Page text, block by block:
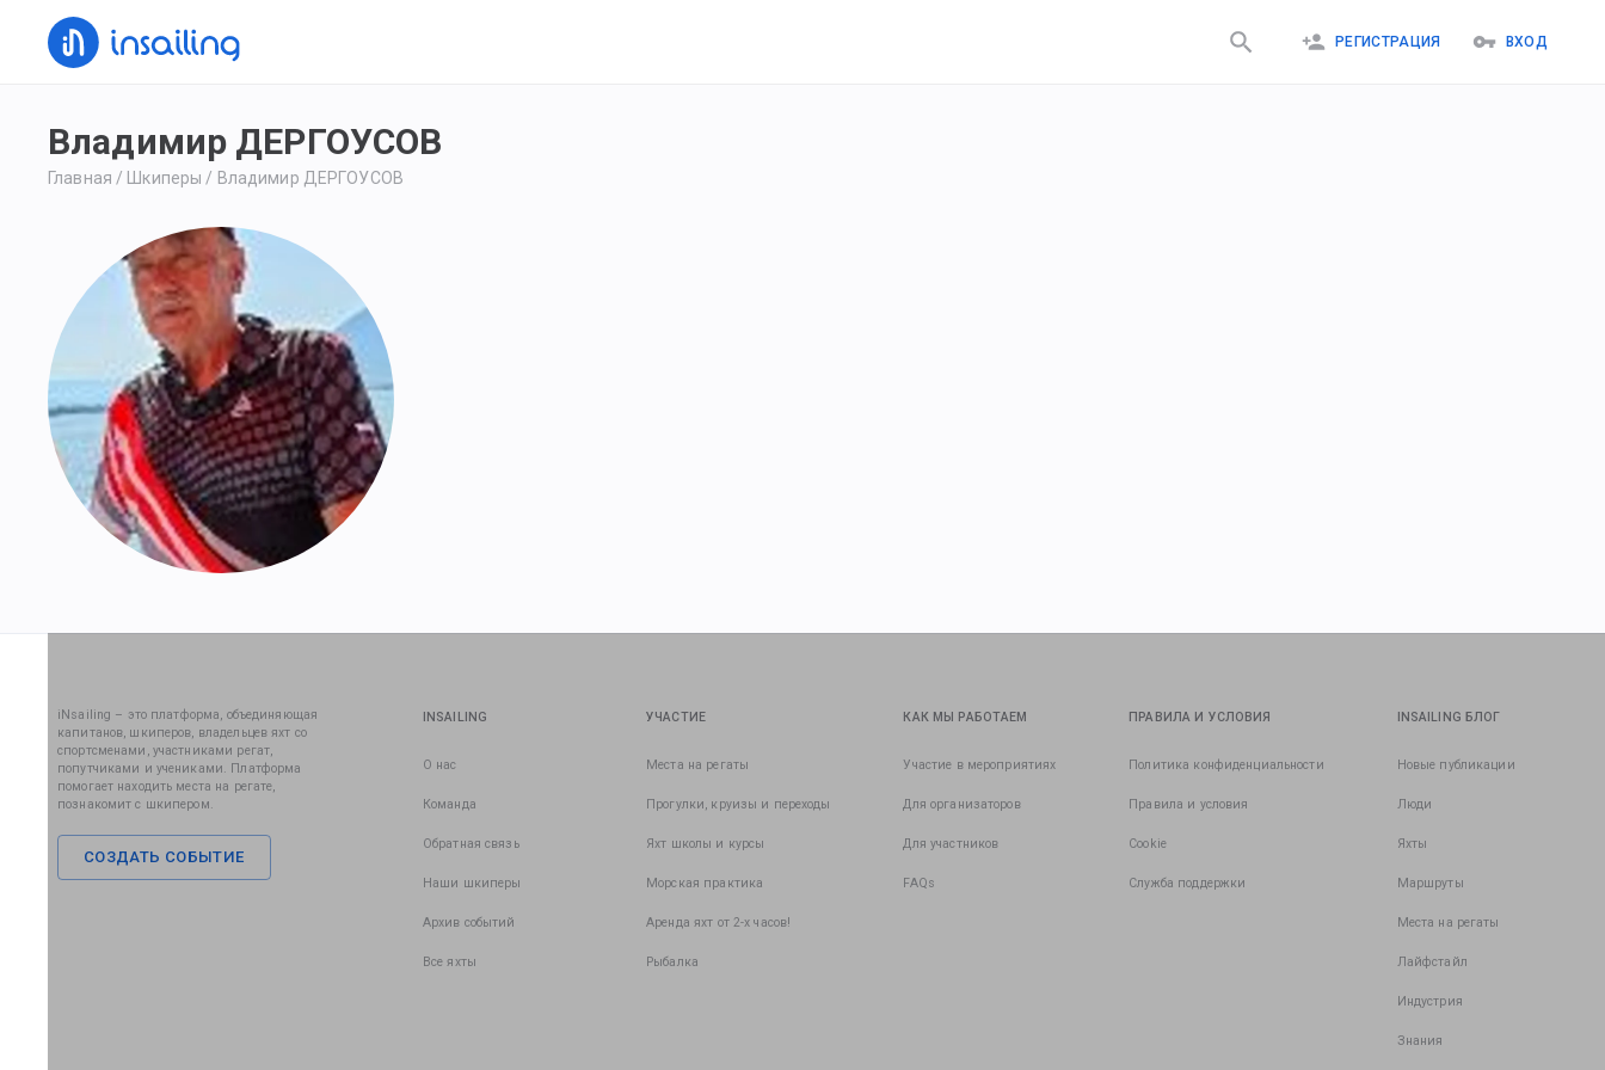
РЕГИСТРАЦИЯ ВХОД
Владимир ДЕРГОУСОВ
Главная / Шкиперы / Владимир ДЕРГОУСОВ
iNsailing – это платформа, объединяющая
капитанов, шкиперов, владельцев яхт со
спортсменами, участниками регат,
попутчиками и учениками. Платформа
помогает находить места на регате,
познакомит с шкипером.
СОЗДАТЬ СОБЫТИЕ
INSAILING
О нас
Команда
Обратная связь
Наши шкиперы
Архив событий
Все яхты
УЧАСТИЕ
Места на регаты
Прогулки, круизы и переходы
Яхт школы и курсы
Морская практика
Аренда яхт от 2-х часов!
Рыбалка
КАК МЫ РАБОТАЕМ
Участие в мероприятиях
Для организаторов
Для участников
FAQs
ПРАВИЛА И УСЛОВИЯ
Политика конфиденциальности
Правила и условия
Cookie
Служба поддержки
INSAILING БЛОГ
Новые публикации
Люди
Яхты
Маршруты
Места на регаты
Лайфстайл
Индустрия
Знания